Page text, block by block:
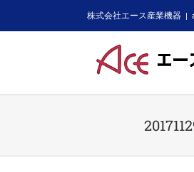
to
株式会社エース産業機器 |